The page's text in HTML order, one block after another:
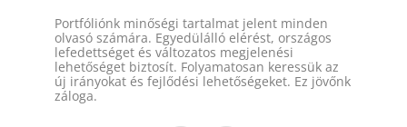
Portfóliónk minőségi tartalmat jelent minden
olvasó számára. Egyedülálló elérést, országos
lefedettséget és változatos megjelenési
lehetőséget biztosít. Folyamatosan keressük az
új irányokat és fejlődési lehetőségeket. Ez jövőnk
záloga.